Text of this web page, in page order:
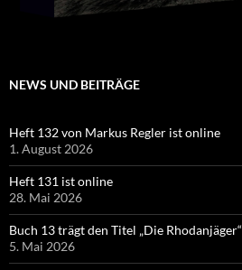
NEWS UND BEITRÄGE
Heft 132 von Markus Regler ist online
1. August 2026
Heft 131 ist online
28. Mai 2026
Buch 13 trägt den Titel „Die Rhodanjäger“
5. Mai 2026